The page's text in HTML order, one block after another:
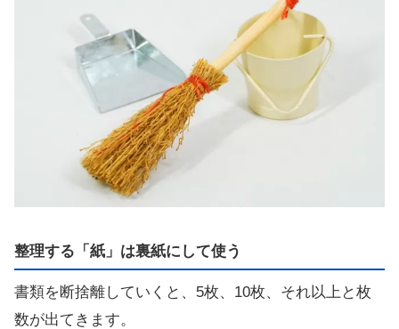
整理する「紙」は裏紙にして使う
書類を断捨離していくと、5枚、10枚、それ以上と枚
数が出てきます。